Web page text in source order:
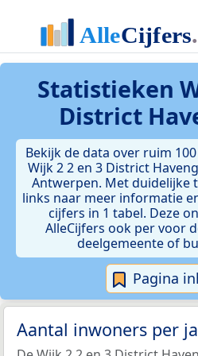
Statistieken
District
Bekijk de data over ruim
Wijk 2 2 en 3 District
Antwerpen. Met duidelijke
links naar meer informatie
cijfers in 1 tabel. Deze
AlleCijfers ook per voor
deelgemeente of
Pagina
Aantal inwoners per